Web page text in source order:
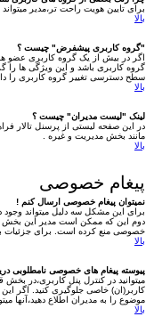
برای تایین هویت راحت تر،مدیر
بالا
"گروه کاربری پیشفرض" چیست ؟
اگر در بیش از یک گروه کاربری عضو
گروه کاربری باشد و این ویژگی ها
سطح دسترسی تغییر گروه کاربری را
بالا
لینک "لیست مدیران" چیست ؟
در این صفحه لیستی از پرسنل تالار
مانند بخش مدیریت و غیره .
بالا
پیغام خصوصی
نمیتوان پیغام خصوصی ارسال کنم !
برای این مشکل سه دلیل میتواند وجود
دوم این که ممکن است مدیر این بخش
خصوصی منع کرده است. برای جزئیات
بالا
پیوسته پیغام های خصوصی نامطلوبی
میتوانید در کنترل پنل کاربری،در
کاربر(ان) خاصی جلوگیری کنید. اگر
موضوع را به مدیران اطلاع دهید،آنها
بالا